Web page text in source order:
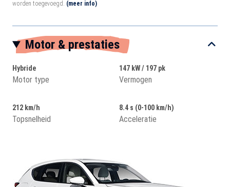
worden toegevoegd. (meer info)
Motor & prestaties
Hybride
Motor type
147 kW / 197 pk
Vermogen
212 km/h
Topsnelheid
8.4 s (0-100 km/h)
Acceleratie